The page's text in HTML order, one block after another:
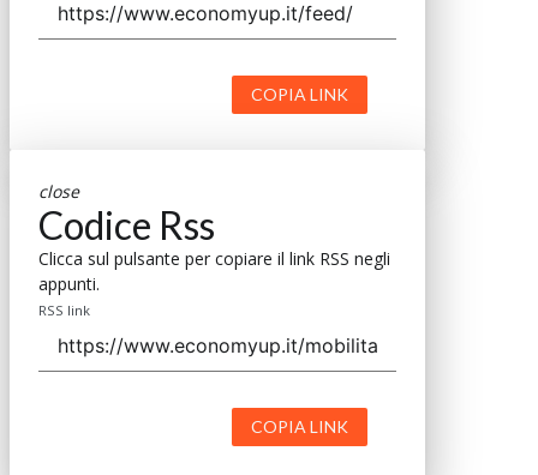
COPIA LINK
close
Codice Rss
Clicca sul pulsante per copiare il link RSS negli
appunti.
RSS link
COPIA LINK